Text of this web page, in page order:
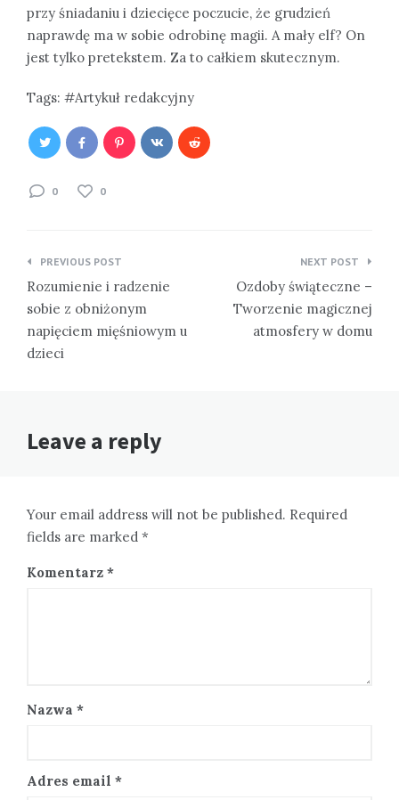
przy śniadaniu i dziecięce poczucie, że grudzień
naprawdę ma w sobie odrobinę magii. A mały elf? On
jest tylko pretekstem. Za to całkiem skutecznym.
Tags: Artykuł redakcyjny
0 0
Nawigacja
wpisu
PREVIOUS POST
Rozumienie i radzenie
sobie z obniżonym
napięciem mięśniowym u
dzieci
NEXT POST
Ozdoby świąteczne –
Tworzenie magicznej
atmosfery w domu
Leave a reply
Your email address will not be published. Required
fields are marked *
Komentarz *
Nazwa *
Adres email *